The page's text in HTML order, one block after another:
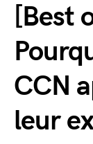
[Best
CCN
leur